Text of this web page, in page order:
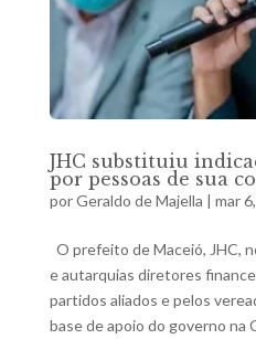
JHC substituiu
por pessoas de sua
porGeraldo de Majella | mar
O prefeito de Maceió, JHC,
e autarquias diretores
partidos aliados e pelos
base de apoio do governo na